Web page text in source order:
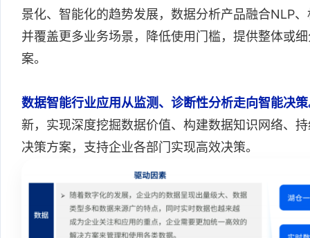
景化、智能化的趋势发展，数据分析产品融合NLP
并覆盖更多业务场景，降低使用门槛，提供整体或
案。
数据智能行业应用从监测、诊断性分析走向智能决
新，实现深度挖掘数据价值、构建数据知识网络、
决策方案，支持企业各部门实现高效决策。